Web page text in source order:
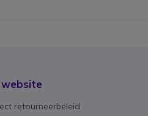
website
retourneerbeleid